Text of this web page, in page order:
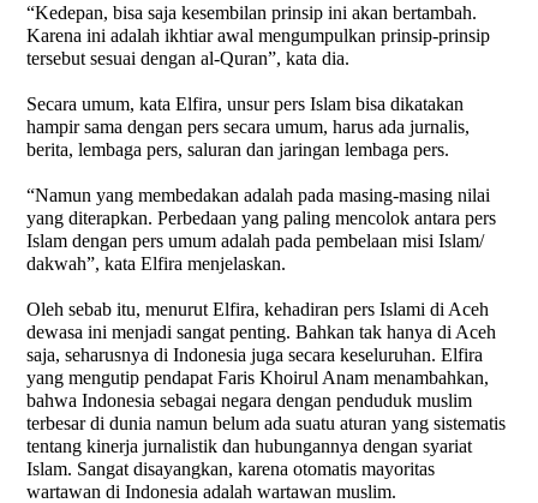
“Kedepan, bisa saja kesembilan prinsip ini akan bertambah.
Karena ini adalah ikhtiar awal mengumpulkan prinsip-prinsip
tersebut sesuai dengan al-Quran”, kata dia.
Secara umum, kata Elfira, unsur pers Islam bisa dikatakan
hampir sama dengan pers secara umum, harus ada jurnalis,
berita, lembaga pers, saluran dan jaringan lembaga pers.
“Namun yang membedakan adalah pada masing-masing nilai
yang diterapkan. Perbedaan yang paling mencolok antara pers
Islam dengan pers umum adalah pada pembelaan misi Islam/
dakwah”, kata Elfira menjelaskan.
Oleh sebab itu, menurut Elfira, kehadiran pers Islami di Aceh
dewasa ini menjadi sangat penting. Bahkan tak hanya di Aceh
saja, seharusnya di Indonesia juga secara keseluruhan. Elfira
yang mengutip pendapat Faris Khoirul Anam menambahkan,
bahwa Indonesia sebagai negara dengan penduduk muslim
terbesar di dunia namun belum ada suatu aturan yang sistematis
tentang kinerja jurnalistik dan hubungannya dengan syariat
Islam. Sangat disayangkan, karena otomatis mayoritas
wartawan di Indonesia adalah wartawan muslim.